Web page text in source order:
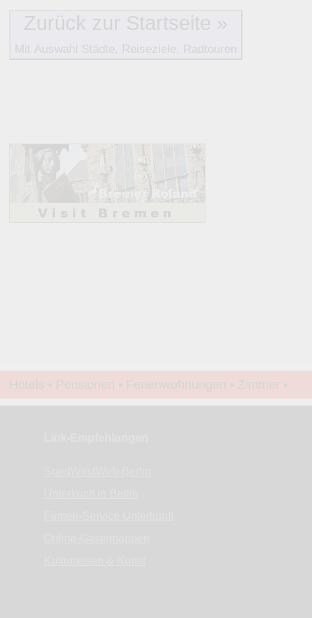
Zurück zur Startseite »
Mit Auswahl Städte, Reiseziele, Radtouren
Hotels • Pensionen • Ferienwohnungen • Zimmer •